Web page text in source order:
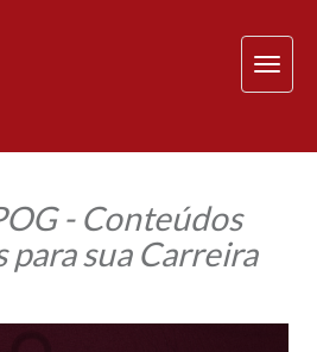
- Conteúdos
para sua Carreira